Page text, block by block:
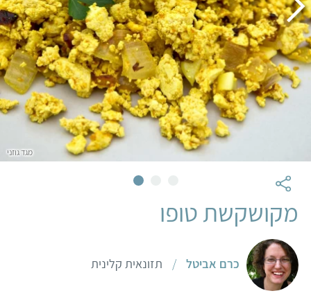
מגד גוזני
מקושקשת טופו
כרם אביטל / תזונאית קלינית